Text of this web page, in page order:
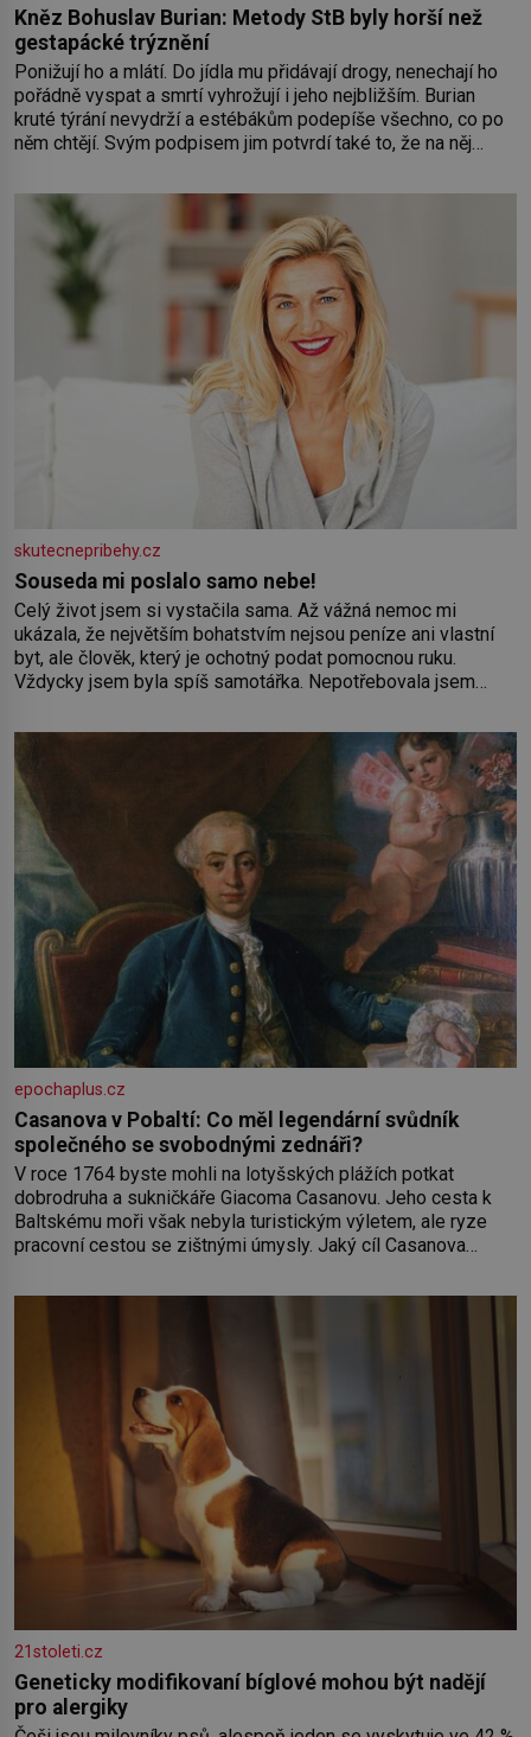
Kněz Bohuslav Burian: Metody StB byly horší než
gestapácké trýznění
Ponižují ho a mlátí. Do jídla mu přidávají drogy, nenechají ho
pořádně vyspat a smrtí vyhrožují i jeho nejbližším. Burian
kruté týrání nevydrží a estébákům podepíše všechno, co po
něm chtějí. Svým podpisem jim potvrdí také to, že na něj
Syn brněnského řezníka chce být knězem a
skutecnepribehy.cz
Souseda mi poslalo samo nebe!
Celý život jsem si vystačila sama. Až vážná nemoc mi
ukázala, že největším bohatstvím nejsou peníze ani vlastní
byt, ale člověk, který je ochotný podat pomocnou ruku.
Vždycky jsem byla spíš samotářka. Nepotřebovala jsem
práce a hlavně klid. Hned po studiích jsem odešla z rodného
epochaplus.cz
Casanova v Pobaltí: Co měl legendární svůdník
společného se svobodnými zednáři?
V roce 1764 byste mohli na lotyšských plážích potkat
dobrodruha a sukničkáře Giacoma Casanovu. Jeho cesta k
Baltskému moři však nebyla turistickým výletem, ale ryze
pracovní cestou se zištnými úmysly. Jaký cíl Casanova
Rigy? Casanova v Pobaltí kontaktoval tamní zednářské lóže.
Nebyl v této oblasti žádným nováčkem, protože do
21stoleti.cz
Geneticky modifikovaní bíglové mohou být nadějí
pro alergiky